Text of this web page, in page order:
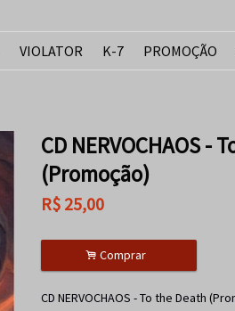
VIOLATOR K-7 PROMOÇÃO
CD NERVOCHAOS -
(Promoção)
R$ 25,00
. Comprar
CD NERVOCHAOS - To the Death